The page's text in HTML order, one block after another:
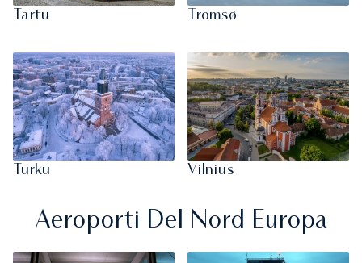
Tartu Tromsø
Turku Vilnius
Aeroporti Del Nord Europa